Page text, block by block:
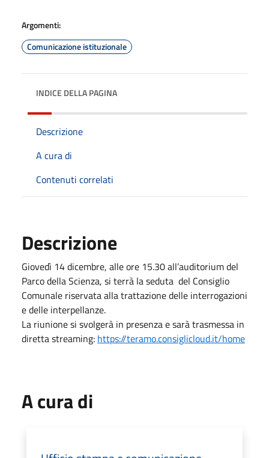
Argomenti:
Comunicazione istituzionale
INDICE DELLA PAGINA
Descrizione
A cura di
Contenuti correlati
Descrizione
Giovedì 14 dicembre, alle ore 15.30 all’auditorium del
Parco della Scienza, si terrà la seduta del Consiglio
Comunale riservata alla trattazione delle interrogazioni
e delle interpellanze.
La riunione si svolgerà in presenza e sarà trasmessa in
diretta streaming: https://teramo.consiglicloud.it/home
A cura di